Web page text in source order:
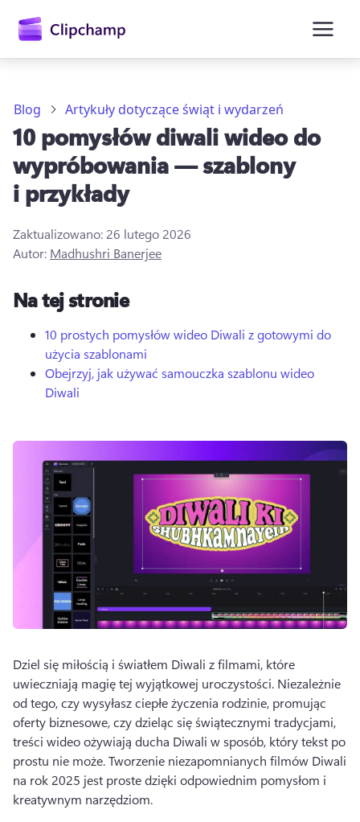
głównej
Zaloguj się
Wypróbuj bezpłatnie
Blog Artykuły dotyczące świąt i wydarzeń
10 pomysłów diwali wideo do
wypróbowania — szablony
i przykłady
Zaktualizowano: 26 lutego 2026
Autor: Madhushri Banerjee
Na tej stronie
10 prostych pomysłów wideo Diwali z gotowymi do
użycia szablonami
Obejrzyj, jak używać samouczka szablonu wideo
Diwali
Dziel się miłością i światłem Diwali z filmami, które
uwieczniają magię tej wyjątkowej uroczystości. Niezależnie
od tego, czy wysyłasz ciepłe życzenia rodzinie, promując
oferty biznesowe, czy dzieląc się świątecznymi tradycjami,
treści wideo ożywiają ducha Diwali w sposób, który tekst po
prostu nie może. Tworzenie niezapomnianych filmów Diwali
na rok 2025 jest proste dzięki odpowiednim pomysłom i
kreatywnym narzędziom.